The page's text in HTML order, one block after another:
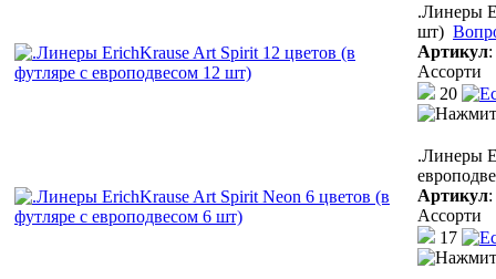
.Линеры
шт)
Артикул:
Ассорти
20
.Линеры
Артикул:
Ассорти
17